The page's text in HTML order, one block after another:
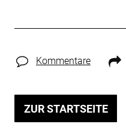
Kommentare
ZUR STARTSEITE